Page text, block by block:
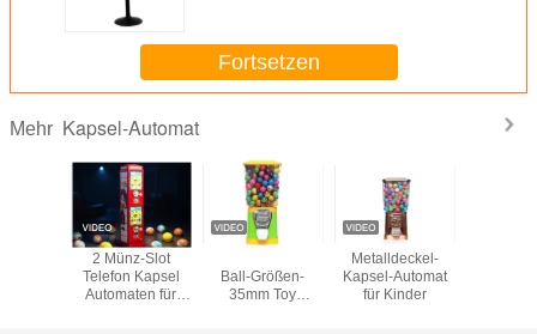
Fortsetzen
Mehr Kapsel-Automat
2 Münz-Slot
Telefon Kapsel
Automaten für
Ball-Größen-
35mm Toy
Metalldeckel-
Kapsel-Automat
für Kinder